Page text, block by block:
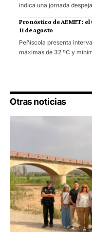
indica una jornada
Pronóstico de AEMET:
11 de agosto
Peñíscola presenta
máximas de 32 ºC y
Otras noticias